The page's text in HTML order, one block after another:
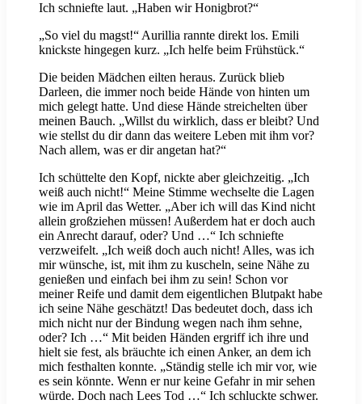
Ich schniefte laut. „Haben wir Honigbrot?“
„So viel du magst!“ Aurillia rannte direkt los. Emili
knickste hingegen kurz. „Ich helfe beim Frühstück.“
Die beiden Mädchen eilten heraus. Zurück blieb
Darleen, die immer noch beide Hände von hinten um
mich gelegt hatte. Und diese Hände streichelten über
meinen Bauch. „Willst du wirklich, dass er bleibt? Und
wie stellst du dir dann das weitere Leben mit ihm vor?
Nach allem, was er dir angetan hat?“
Ich schüttelte den Kopf, nickte aber gleichzeitig. „Ich
weiß auch nicht!“ Meine Stimme wechselte die Lagen
wie im April das Wetter. „Aber ich will das Kind nicht
allein großziehen müssen! Außerdem hat er doch auch
ein Anrecht darauf, oder? Und …“ Ich schniefte
verzweifelt. „Ich weiß doch auch nicht! Alles, was ich
mir wünsche, ist, mit ihm zu kuscheln, seine Nähe zu
genießen und einfach bei ihm zu sein! Schon vor
meiner Reife und damit dem eigentlichen Blutpakt habe
ich seine Nähe geschätzt! Das bedeutet doch, dass ich
mich nicht nur der Bindung wegen nach ihm sehne,
oder? Ich …“ Mit beiden Händen ergriff ich ihre und
hielt sie fest, als bräuchte ich einen Anker, an dem ich
mich festhalten konnte. „Ständig stelle ich mir vor, wie
es sein könnte. Wenn er nur keine Gefahr in mir sehen
würde. Doch nach Lees Tod …“ Ich schluckte schwer.